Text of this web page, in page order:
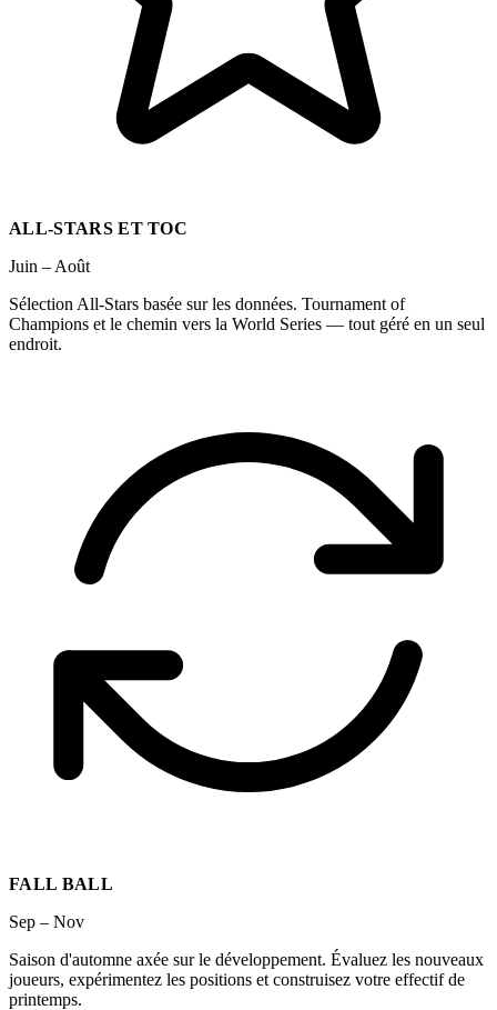
ALL-STARS ET TOC
Juin – Août
Sélection All-Stars basée sur les données. Tournament of
Champions et le chemin vers la World Series — tout géré en un seul
endroit.
FALL BALL
Sep – Nov
Saison d'automne axée sur le développement. Évaluez les nouveaux
joueurs, expérimentez les positions et construisez votre effectif de
printemps.